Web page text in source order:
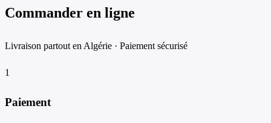
Commander en ligne
Livraison partout en Algérie · Paiement sécurisé
1
Paiement